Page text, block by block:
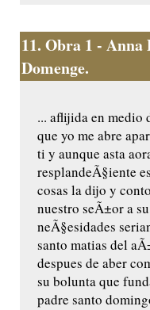
11. Obra 1 - Anna
Domenge.
... aflijida en medio
que yo me abre
ti y aunque asta
resplandeÃ§iente
cosas la dijo y
nuestro seÃ±or a
neÃ§esidades
santo matias del
despues de aber
su bolunta que
padre santo